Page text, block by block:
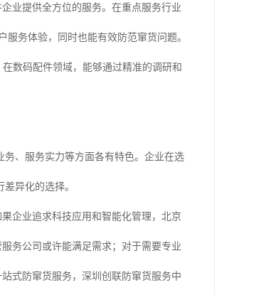
业提供全方位的服务。在重点服务行业
务体验，同时也能有效防范窜货问题。
数码配件领域，能够通过精准的调研和
、服务实力等方面各有特色。企业在选
异化的选择。
企业追求科技应用和智能化管理，北京
务公司或许能满足需求；对于需要专业
式防窜货服务，深圳创联防窜货服务中